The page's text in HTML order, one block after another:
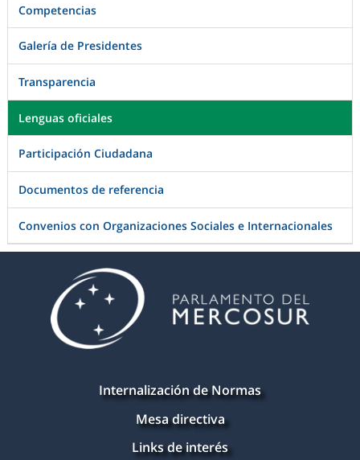
Competencias
Galería de Presidentes
Transparencia
Lenguas oficiales
Participación Ciudadana
Documentos de referencia
Convenios con Organizaciones Sociales e Internacionales
Internalización de Normas
Mesa directiva
Links de interés